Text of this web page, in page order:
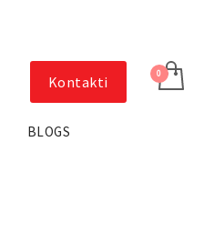
Kontakti
BLOGS